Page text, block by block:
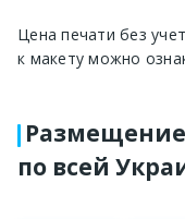
Цена печати без
к макету можно
по всей